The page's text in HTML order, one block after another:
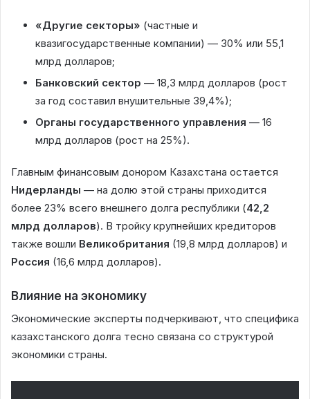
«Другие секторы» (частные и
квазигосударственные компании) — 30% или 55,1
млрд долларов;
Банковский сектор — 18,3 млрд долларов (рост
за год составил внушительные 39,4%);
Органы государственного управления — 16
млрд долларов (рост на 25%).
Главным финансовым донором Казахстана остается
Нидерланды — на долю этой страны приходится
более 23% всего внешнего долга республики (42,2
млрд долларов). В тройку крупнейших кредиторов
также вошли Великобритания (19,8 млрд долларов) и
Россия (16,6 млрд долларов).
Влияние на экономику
Экономические эксперты подчеркивают, что специфика
казахстанского долга тесно связана со структурой
экономики страны.